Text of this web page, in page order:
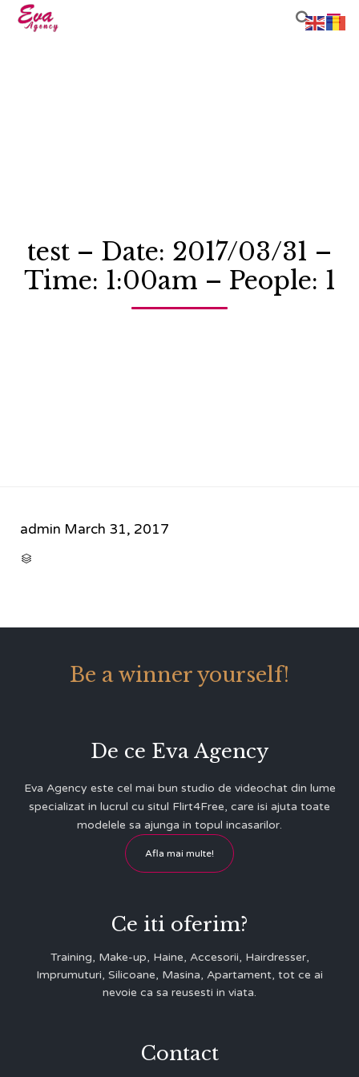

test – Date: 2017/03/31 –
Time: 1:00am – People: 1
admin March 31, 2017

Be a winner yourself!
De ce Eva Agency
Eva Agency este cel mai bun studio de videochat din lume
specializat in lucrul cu situl Flirt4Free, care isi ajuta toate
modelele sa ajunga in topul incasarilor.
Afla mai multe!
Ce iti oferim?
Training, Make-up, Haine, Accesorii, Hairdresser,
Imprumuturi, Silicoane, Masina, Apartament, tot ce ai
nevoie ca sa reusesti in viata.
Contact